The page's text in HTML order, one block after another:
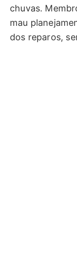
chuvas.
mau
dos reparos,